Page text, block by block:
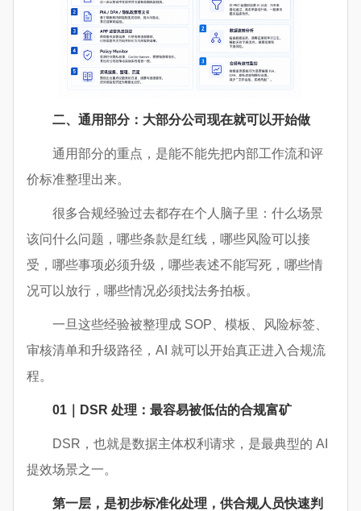
二、通用部分：大部分公司现在就可以开始做
通用部分的重点，是能不能先把内部工作流和评
价标准整理出来。
很多合规经验过去都存在个人脑子里：什么场景
该问什么问题，哪些条款是红线，哪些风险可以接
受，哪些事项必须升级，哪些表述不能写死，哪些情
况可以放行，哪些情况必须找法务拍板。
一旦这些经验被整理成 SOP、模板、风险标签、
审核清单和升级路径，AI 就可以开始真正进入合规流
程。
01｜DSR 处理：最容易被低估的合规富矿
DSR，也就是数据主体权利请求，是最典型的 AI
提效场景之一。
第一层，是初步标准化处理，供合规人员快速判